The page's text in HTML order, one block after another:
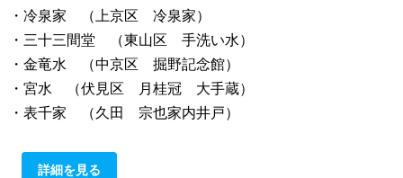
・冷泉家 （上京区 冷泉家）
・三十三間堂 （東山区 手洗い水）
・金竜水 （中京区 掘野記念館）
・宮水 （伏見区 月桂冠 大手蔵）
・表千家 （久田 宗也家内井戸）
詳細を見る